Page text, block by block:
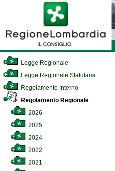
Legge Regionale
Legge Regionale Statutaria
Regolamento Interno
Regolamento Regionale
2026
2025
2024
2022
2021